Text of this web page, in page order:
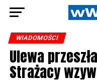
WIADOMOŚCI
Ulewa
Strażacy